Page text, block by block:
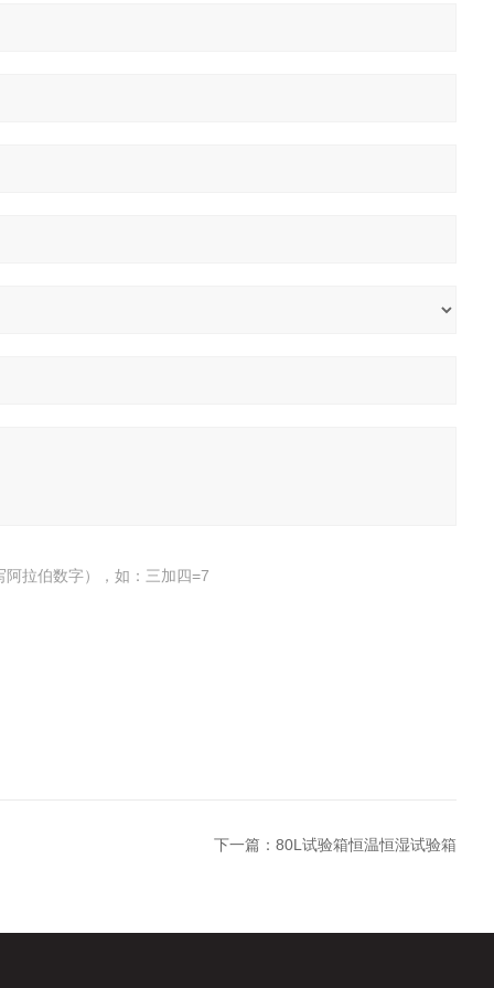
阿拉伯数字），如：三加四=7
下一篇：80L试验箱恒温恒湿试验箱